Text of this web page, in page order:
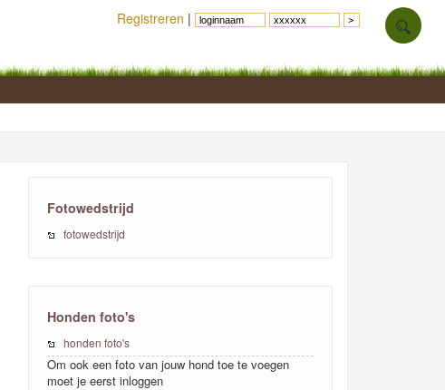
Fotowedstrijd
fotowedstrijd
Honden foto's
honden foto's
Om ook een foto van jouw hond toe te voegen
moet je eerst inloggen
Registreren |